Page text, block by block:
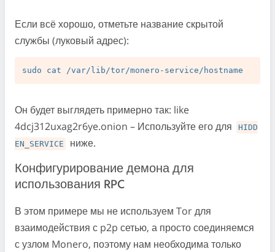
Если всё хорошо, отметьте название скрытой
службы (луковый адрес):
Он будет выглядеть примерно так: like
4dcj312uxag2r6ye.onion – Используйте его для
HIDD
EN_SERVICE
ниже.
Конфигурирование демона для
использования RPC
В этом примере мы не используем Tor для
взаимодействия с p2p сетью, а просто соединяемся
с узлом Monero, поэтому нам необходима только